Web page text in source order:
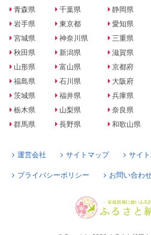
青森県
岩手県
宮城県
秋田県
山形県
福島県
茨城県
栃木県
群馬県
千葉県
東京都
神奈川県
新潟県
富山県
石川県
福井県
山梨県
長野県
静岡県
愛知県
三重県
滋賀県
京都府
大阪府
兵庫県
奈良県
和歌山県
運営会社 サイトマップ サイ
プライバシーポリシー お問い合わ